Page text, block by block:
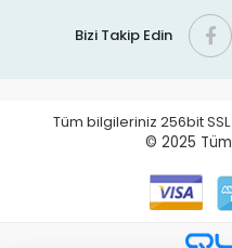
Bizi Takip Edin
Tüm bilgileriniz 256bit
© 2025